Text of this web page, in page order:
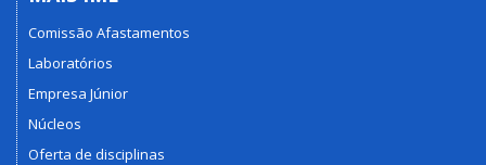
Comissão Afastamentos
Laboratórios
Empresa Júnior
Núcleos
Oferta de disciplinas